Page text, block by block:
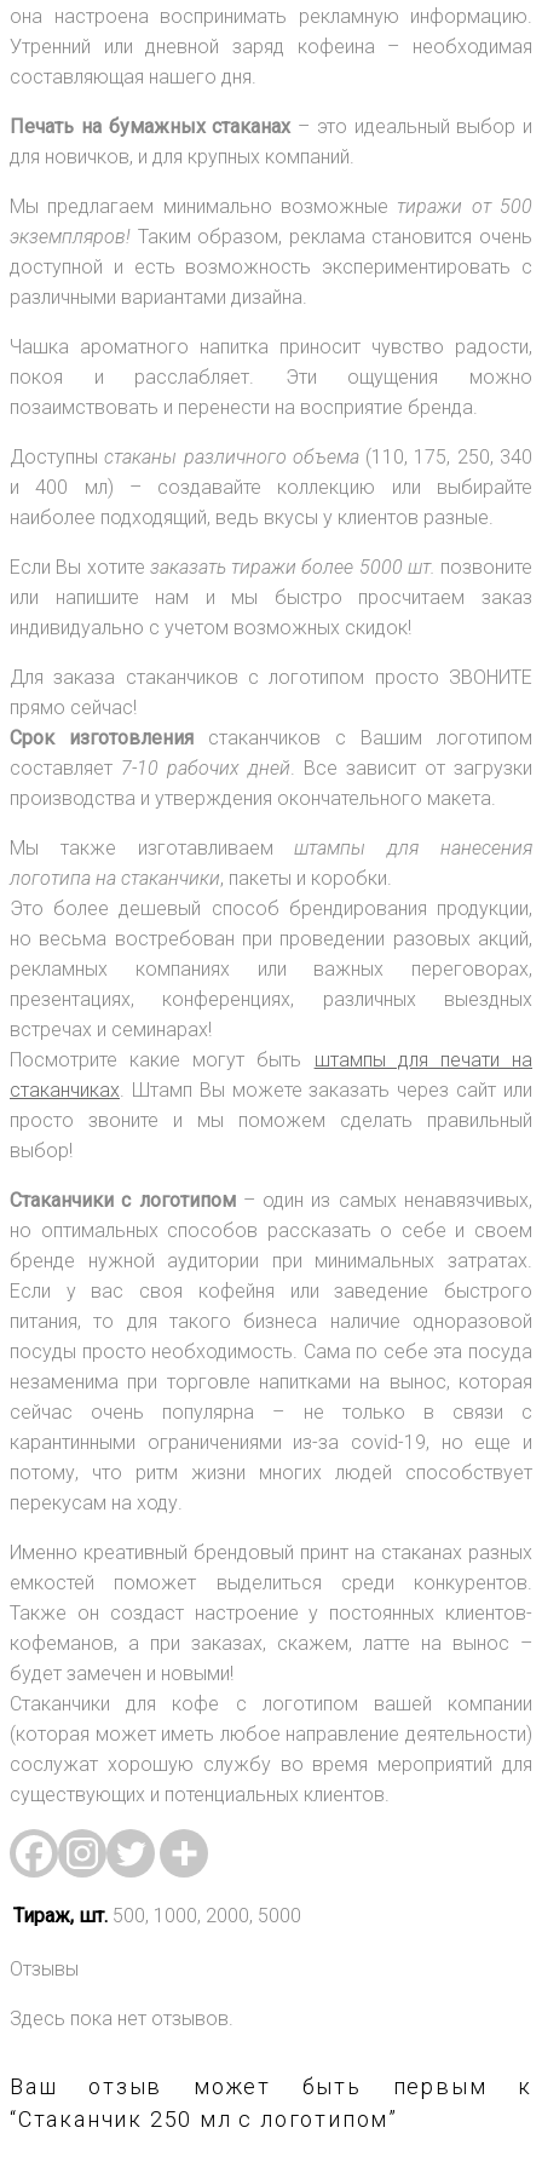
она настроена воспринимать рекламную информацию.
Утренний или дневной заряд кофеина – необходимая
составляющая нашего дня.
Печать на бумажных стаканах– это идеальный выбор и
для новичков, и для крупных компаний.
Мы предлагаем минимально возможные тиражи от 500
экземпляров! Таким образом, реклама становится очень
доступной и есть возможность экспериментировать с
различными вариантами дизайна.
Чашка ароматного напитка приносит чувство радости,
покоя и расслабляет. Эти ощущения можно
позаимствовать и перенести на восприятие бренда.
Доступныстаканы различного объема(110, 175, 250, 340
и 400 мл) – создавайте коллекцию или выбирайте
наиболее подходящий, ведь вкусы у клиентов разные.
Если Вы хотите заказать тиражи более 5000 шт. позвоните
или напишите нам и мы быстро просчитаем заказ
индивидуально с учетом возможных скидок!
Для заказа стаканчиков с логотипом просто ЗВОНИТЕ
прямо сейчас!
Срок изготовления стаканчиков с Вашим логотипом
составляет 7-10 рабочих дней. Все зависит от загрузки
производства и утверждения окончательного макета.
Мы также изготавливаемштампы для нанесения
логотипа на стаканчики, пакеты и коробки.
Это более дешевый способ брендирования продукции,
но весьма востребован при проведении разовых акций,
рекламных компаниях или важных переговорах,
презентациях, конференциях, различных выездных
встречах и семинарах!
Посмотрите какие могут быть штампы для печати на
стаканчиках. Штамп Вы можете заказать через сайт или
просто звоните и мы поможем сделать правильный
выбор!
Стаканчики с логотипом– один из самых ненавязчивых,
но оптимальных способов рассказать о себе и своем
бренде нужной аудитории при минимальных затратах.
Если у вас своя кофейня или заведение быстрого
питания, то для такого бизнеса наличие одноразовой
посуды просто необходимость. Сама по себе эта посуда
незаменима при торговле напитками на вынос, которая
сейчас очень популярна – не только в связи с
карантинными ограничениями из-за covid-19, но еще и
потому, что ритм жизни многих людей способствует
перекусам на ходу.
Именно креативный брендовый принт на стаканах разных
емкостей поможет выделиться среди конкурентов.
Также он создаст настроение у постоянных клиентов-
кофеманов, а при заказах, скажем, латте на вынос –
будет замечен и новыми!
Стаканчики для кофе с логотипом вашей компании
(которая может иметь любое направление деятельности)
сослужат хорошую службу во время мероприятий для
существующих и потенциальных клиентов.
Тираж, шт. 500, 1000, 2000, 5000
Отзывы
Здесь пока нет отзывов.
Ваш отзыв может быть первым к
“Стаканчик 250 мл с логотипом”